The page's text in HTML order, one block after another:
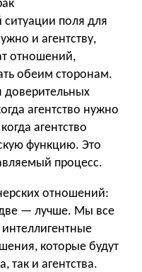
поля для
и агентству,
отношений,
обеим сторонам.
доверительных
агентство нужно
агентство
функцию. Это
процесс.
отношений:
— лучше. Мы все
которые будут
так и агентства.